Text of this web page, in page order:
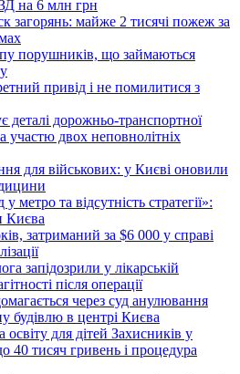
на 6 млн грн
загорянь: майже 2 тисячі пожеж за
порушників, що займаються
привід і не помилитися з
деталі дорожньо-транспортної
участю двох неповнолітніх
для військових: у Києві оновили
метро та відсутність стратегії»:
Києва
затриманий за $6 000 у справі
запідозрили у лікарській
після операції
через суд анулювання
будівлю в центрі Києва
для дітей Захисників у
40 тисяч гривень і процедура